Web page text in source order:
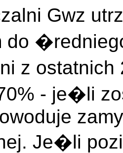
Gwz
z ostatnich
- je�li
Je�li